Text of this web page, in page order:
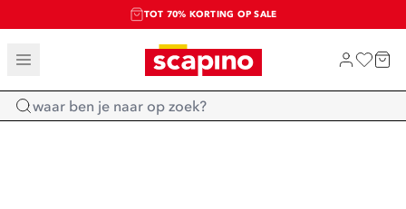
TOT 70% KORTING OP SALE
SALE: LAATSTE KANS!
SHOP NIEUW
Home